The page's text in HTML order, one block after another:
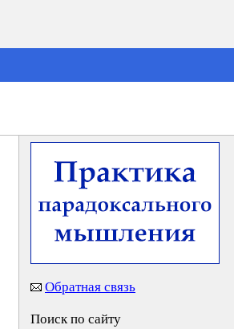
Обратная связь
Поиск по сайту